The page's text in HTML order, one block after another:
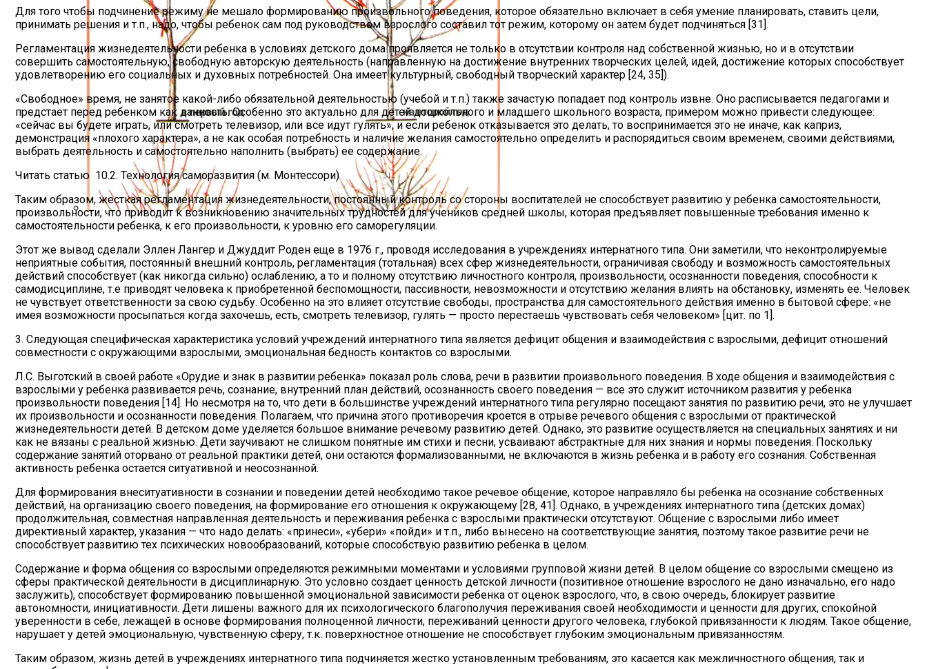
Схема, Как Обрезать Абрикос, Чтобы Был Хороший Урожай
Для того чтобы подчинение режиму не мешало формированию произвольного поведения, которое обязательно включает в себя умение планировать, ставить цели,
принимать решения и т.п., надо, чтобы ребенок сам под руководством взрослого составил тот режим, которому он затем будет подчиняться [31].
Регламентация жизнедеятельности ребенка в условиях детского дома проявляется не только в отсутствии контроля над собственной жизнью, но и в отсутствии
совершить самостоятельную, свободную авторскую деятельность (направленную на достижение внутренних творческих целей, идей, достижение которых способствует
удовлетворению его социальных и духовных потребностей. Она имеет культурный, свободный творческий характер [24, 35]).
«Свободное» время, не занятое какой-либо обязательной деятельностью (учебой и т.п.) также зачастую попадает под контроль извне. Оно расписывается педагогами и
предстает перед ребенком как данность. Особенно это актуально для детей дошкольного и младшего школьного возраста, примером можно привести следующее:
«сейчас вы будете играть, или смотреть телевизор, или все идут гулять», и если ребенок отказывается это делать, то воспринимается это не иначе, как каприз,
демонстрация «плохого характера», а не как особая потребность и наличие желания самостоятельно определить и распорядиться своим временем, своими действиями,
выбрать деятельность и самостоятельно наполнить (выбрать) ее содержание.
Читать статью 10.2. Технология саморазвития (м. Монтессори)
Таким образом, жесткая регламентация жизнедеятельности, постоянный контроль со стороны воспитателей не способствует развитию у ребенка самостоятельности,
произвольности, что приводит к возникновению значительных трудностей для учеников средней школы, которая предъявляет повышенные требования именно к
самостоятельности ребенка, к его произвольности, к уровню его саморегуляции.
Этот же вывод сделали Эллен Лангер и Джуддит Роден еще в 1976 г., проводя исследования в учреждениях интернатного типа. Они заметили, что неконтролируемые
неприятные события, постоянный внешний контроль, регламентация (тотальная) всех сфер жизнедеятельности, ограничивая свободу и возможность самостоятельных
действий способствует (как никогда сильно) ослаблению, а то и полному отсутствию личностного контроля, произвольности, осознанности поведения, способности к
самодисциплине, т.е приводят человека к приобретенной беспомощности, пассивности, невозможности и отсутствию желания влиять на обстановку, изменять ее. Человек
не чувствует ответственности за свою судьбу. Особенно на это влияет отсутствие свободы, пространства для самостоятельного действия именно в бытовой сфере: «не
имея возможности просыпаться когда захочешь, есть, смотреть телевизор, гулять — просто перестаешь чувствовать себя человеком» [цит. по 1].
3. Следующая специфическая характеристика условий учреждений интернатного типа является дефицит общения и взаимодействия с взрослыми, дефицит отношений
совместности с окружающими взрослыми, эмоциональная бедность контактов со взрослыми.
Л.С. Выготский в своей работе «Орудие и знак в развитии ребенка» показал роль слова, речи в развитии произвольного поведения. В ходе общения и взаимодействия с
взрослыми у ребенка развивается речь, сознание, внутренний план действий, осознанность своего поведения — все это служит источником развития у ребенка
произвольности поведения [14]. Но несмотря на то, что дети в большинстве учреждений интернатного типа регулярно посещают занятия по развитию речи, это не улучшает
их произвольности и осознанности поведения. Полагаем, что причина этого противоречия кроется в отрыве речевого общения с взрослыми от практической
жизнедеятельности детей. В детском доме уделяется большое внимание речевому развитию детей. Однако, это развитие осуществляется на специальных занятиях и ни
как не вязаны с реальной жизнью. Дети заучивают не слишком понятные им стихи и песни, усваивают абстрактные для них знания и нормы поведения. Поскольку
содержание занятий оторвано от реальной практики детей, они остаются формализованными, не включаются в жизнь ребенка и в работу его сознания. Собственная
активность ребенка остается ситуативной и неосознанной.
Для формирования внеситуативности в сознании и поведении детей необходимо такое речевое общение, которое направляло бы ребенка на осознание собственных
действий, на организацию своего поведения, на формирование его отношения к окружающему [28, 41]. Однако, в учреждениях интернатного типа (детских домах)
продолжительная, совместная направленная деятельность и переживания ребенка с взрослыми практически отсутствуют. Общение с взрослыми либо имеет
директивный характер, указания — что надо делать: «принеси», «убери» «пойди» и т.п., либо вынесено на соответствующие занятия, поэтому такое развитие речи не
способствует развитию тех психических новообразований, которые способствую развитию ребенка в целом.
Содержание и форма общения со взрослыми определяются режимными моментами и условиями групповой жизни детей. В целом общение со взрослыми смещено из
сферы практической деятельности в дисциплинарную. Это условно создает ценность детской личности (позитивное отношение взрослого не дано изначально, его надо
заслужить), способствует формированию повышенной эмоциональной зависимости ребенка от оценок взрослого, что, в свою очередь, блокирует развитие
автономности, инициативности. Дети лишены важного для их психологического благополучия переживания своей необходимости и ценности для других, спокойной
уверенности в себе, лежащей в основе формирования полноценной личности, переживаний ценности другого человека, глубокой привязанности к людям. Такое общение,
нарушает у детей эмоциональную, чувственную сферу, т.к. поверхностное отношение не способствует глубоким эмоциональным привязанностям.
Таким образом, жизнь детей в учреждениях интернатного типа подчиняется жестко установленным требованиям, это касается как межличностного общения, так и